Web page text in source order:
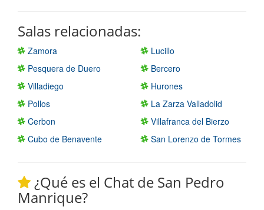
Salas relacionadas:
Zamora
Lucillo
Pesquera de Duero
Bercero
Villadiego
Hurones
Pollos
La Zarza Valladolid
Cerbon
Villafranca del Bierzo
Cubo de Benavente
San Lorenzo de Tormes
¿Qué es el Chat de San Pedro
Manrique?